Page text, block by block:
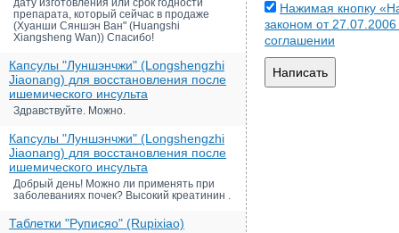
дату изготовления или срок годности
препарата, который сейчас в продаже
(Хуанши Сяншэн Ван" (Huangshi
Xiangsheng Wan)) Спасибо!
Капсулы "Луншэнчжи" (Longshengzhi
Jiaonang) для восстановления после
ишемического инсульта
Здравствуйте. Можно.
Капсулы "Луншэнчжи" (Longshengzhi
Jiaonang) для восстановления после
ишемического инсульта
Добрый день! Можно ли применять при
заболеваниях почек? Высокий креатинин .
Таблетки "Руписяо" (Rupixiao)
Нажимая кнопку
законом от
соглашении
Написать